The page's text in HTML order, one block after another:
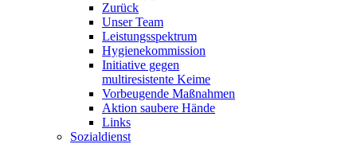
Zurück
Unser Team
Leistungsspektrum
Hygienekommission
Initiative gegen
multiresistente Keime
Vorbeugende Maßnahmen
Aktion saubere Hände
Links
Sozialdienst